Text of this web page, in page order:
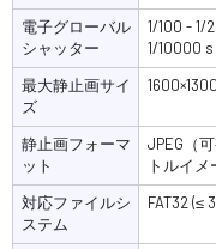
電子グローバル
シャッター
1/100 -
1/10000
最大静止画サイ
ズ
静止画フォーマ
ット
JPEG（
トルイメ
対応ファイルシ
ステム
FAT32 (≤